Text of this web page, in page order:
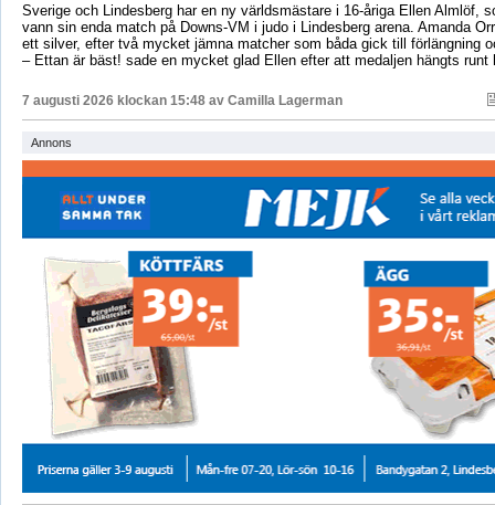
Sverige och Lindesberg har en ny världsmästare i 16-åriga Ellen Almlöf,
vann sin enda match på Downs-VM i judo i Lindesberg arena. Amanda
ett silver, efter två mycket jämna matcher som båda gick till förlängning
– Ettan är bäst! sade en mycket glad Ellen efter att medaljen hängts runt
7 augusti 2026 klockan 15:48 av Camilla Lagerman
Annons